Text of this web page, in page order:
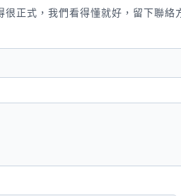
正式，我們看得懂就好，留下聯絡